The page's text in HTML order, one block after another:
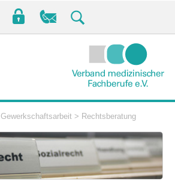
Gewerkschaftsarbeit > Rechtsberatung